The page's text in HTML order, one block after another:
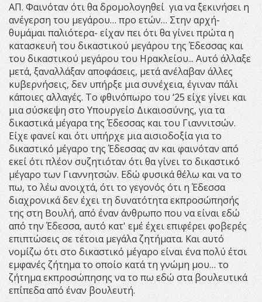
ΑΠ. Φαινόταν ότι θα δρομολογηθεί για να ξεκινήσει η
ανέγερση του μεγάρου… προ ετών… Στην αρχή-
θυμάμαι παλιότερα- είχαν πει ότι θα γίνει πρώτα η
κατασκευή του δικαστικού μεγάρου της Έδεσσας και
του δικαστικού μεγάρου του Ηρακλείου... Αυτό άλλαξε
μετά, ξαναλλάξαν αποφάσεις, μετά ανέλαβαν άλλες
κυβερνήσεις, δεν υπήρξε μια συνέχεια, έγιναν πάλι
κάποιες αλλαγές. Το φθινόπωρο του ‘25 είχε γίνει και
μια σύσκεψη στο Υπουργείο Δικαιοσύνης, για τα
δικαστικά μέγαρα της Έδεσσας και του Γιαννιτσών.
Είχε φανεί και ότι υπήρχε μια αισιοδοξία για το
δικαστικό μέγαρο της Έδεσσας αν και φαινόταν από
εκεί ότι πλέον συζητιόταν ότι θα γίνει το δικαστικό
μέγαρο των Γιαννητσών. Εδώ φυσικά θέλω και να το
πω, το λέω ανοιχτά, ότι το γεγονός ότι η Έδεσσα
διαχρονικά δεν έχει τη δυνατότητα εκπροσώπησής
της στη Βουλή, από έναν άνθρωπο που να είναι εδώ
από την Έδεσσα, αυτό κατ' εμέ έχει επιφέρει φοβερές
επιπτώσεις σε τέτοια μεγάλα ζητήματα. Και αυτό
νομίζω ότι στο δικαστικό μέγαρο είναι ένα πολύ έτσι
εμφανές ζήτημα το οποίο κατά τη γνώμη μου… το
ζήτημα εκπροσώπησης να το πω εδώ στα βουλευτικά
επίπεδα από έναν βουλευτή.